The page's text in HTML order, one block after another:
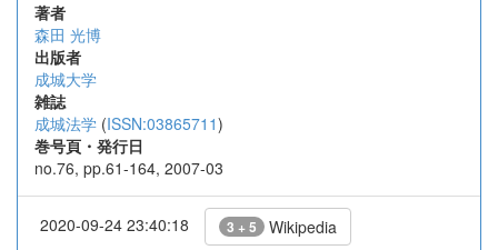
著者
森田 光博
出版者
成城大学
雑誌
成城法学 (ISSN:03865711)
巻号頁・発行日
no.76, pp.61-164, 2007-03
2020-09-24 23:40:18 3 + 5 Wikipedia